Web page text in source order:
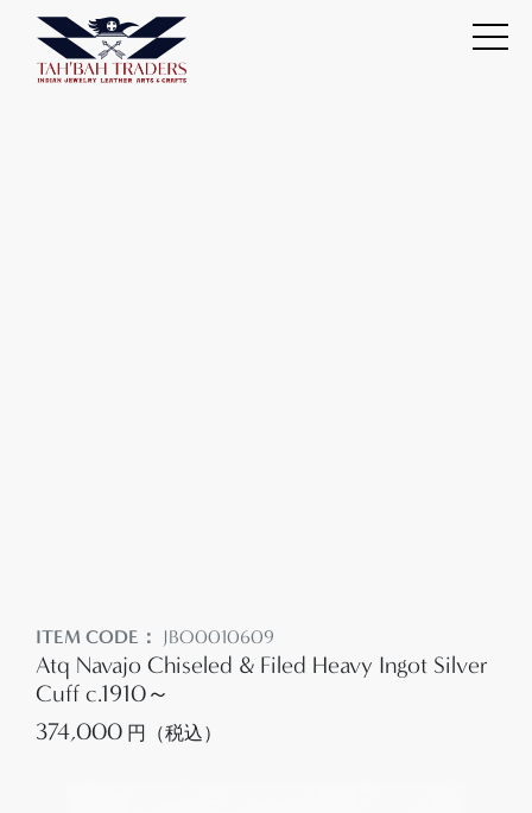
ITEM CODE： JBO0010609
Atq Navajo Chiseled & Filed Heavy Ingot Silver
Cuff c.1910～
374,000 円（税込）